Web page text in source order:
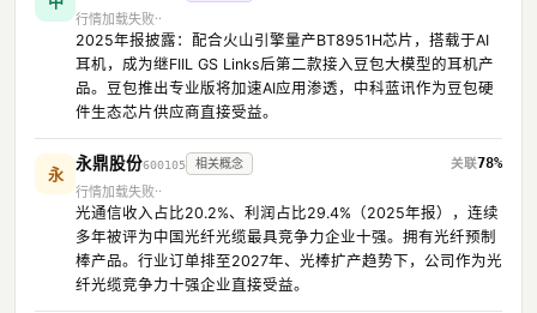
行情加载失败
2025年报披露：配合火山引擎量产BT8951H芯片，搭载于AI
耳机，成为继FIIL GS Links后第二款接入豆包大模型的耳机产
品。豆包推出专业版将加速AI应用渗透，中科蓝讯作为豆包硬
件生态芯片供应商直接受益。
永
永鼎股份600105 相关概念
78%
行情加载失败
光通信收入占比20.2%、利润占比29.4%（2025年报），连续
多年被评为中国光纤光缆最具竞争力企业十强。拥有光纤预制
棒产品。行业订单排至2027年、光棒扩产趋势下，公司作为光
纤光缆竞争力十强企业直接受益。